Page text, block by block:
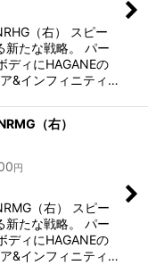
（右） スピー
新たな戦略。 パー
ディにHAGANEの
&インフィニティ…
（右）
円
（右） スピー
新たな戦略。 パー
ディにHAGANEの
&インフィニティ…